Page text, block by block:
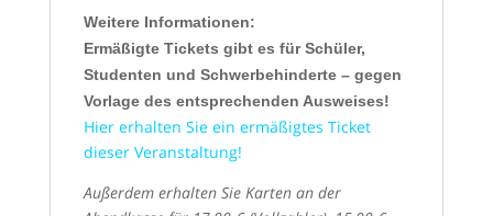
Weitere Informationen:
Ermäßigte Tickets gibt es für Schüler,
Studenten und Schwerbehinderte – gegen
Vorlage des entsprechenden Ausweises!
Hier erhalten Sie ein ermäßigtes Ticket
dieser Veranstaltung!
Außerdem erhalten Sie Karten an der